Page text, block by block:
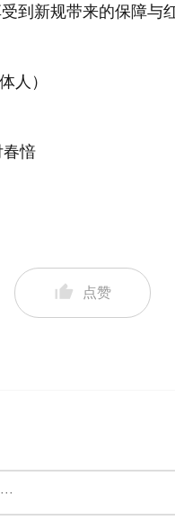
到新规带来的保障与红
人）
春愔
点赞